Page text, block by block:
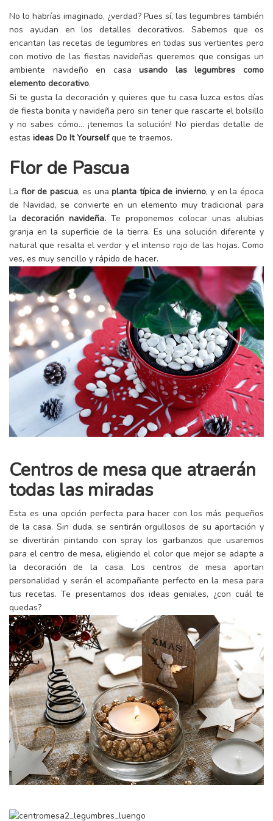
No lo habrías imaginado, ¿verdad? Pues sí, las legumbres también
nos ayudan en los detalles decorativos. Sabemos que os
encantan las recetas de legumbres en todas sus vertientes pero
con motivo de las fiestas navideñas queremos que consigas un
ambiente navideño en casausando las legumbres como
elemento decorativo.
Si te gusta la decoración y quieres que tu casa luzca estos días
de fiesta bonita y navideña pero sin tener que rascarte el bolsillo
y no sabes cómo… ¡tenemos la solución! No pierdas detalle de
estas ideas Do It Yourselfque te traemos.
Flor de Pascua
La flor de pascua, es unaplanta típica de invierno, y en la época
de Navidad, se convierte en un elemento muy tradicional para
la decoración navideña. Te proponemos colocar unas alubias
granja en la superficie de la tierra. Es una solución diferente y
natural que resalta el verdor y el intenso rojo de las hojas. Como
ves, es muy sencillo y rápido de hacer.
Centros de mesa que atraerán
todas las miradas
Esta es una opción perfecta para hacer con los más pequeños
de la casa. Sin duda, se sentirán orgullosos de su aportación y
se divertirán pintando con spray los garbanzos que usaremos
para el centro de mesa, eligiendo el color que mejor se adapte a
la decoración de la casa. Los centros de mesa aportan
personalidad y serán el acompañante perfecto en la mesa para
tus recetas. Te presentamos dos ideas geniales, ¿con cuál te
quedas?